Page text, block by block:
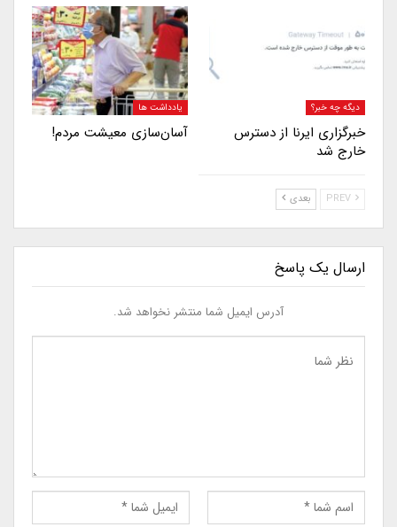
دیگه چه خبر؟
خبرگزاری ایرنا از دسترس
خارج شد
یادداشت ها
آسان‌سازی معیشت مردم!
بعدی
ارسال یک پاسخ
آدرس ایمیل شما منتشر نخواهد شد.